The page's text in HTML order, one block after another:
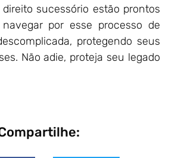
sucessório estão prontos
por esse processo de
protegendo seus
Não adie, proteja seu legado